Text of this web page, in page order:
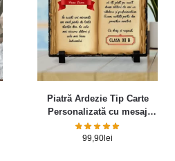
Piatră Ardezie Tip Carte
Personalizată cu mesaj
pentru profesori
99,90 lei